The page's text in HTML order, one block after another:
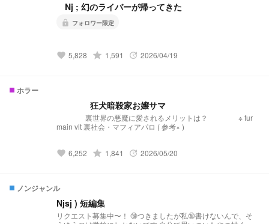
Nj ; 幻のライバーが帰ってきた
lock フォロワー限定
favorite 5,828 grade 1,591 update 2026/04/19
ホラー
狂犬暗殺家お嬢サマ
裏世界の悪魔に愛されるメリットは？ ※ fur
main vlt 裏社会・マフィアパロ ( 参考× )
favorite 6,252 grade 1,841 update 2026/05/20
ノンジャンル
Njsj ) 短編集
リクエスト募集中〜！ 🔞つきましたが私🔞書けないんで、そ